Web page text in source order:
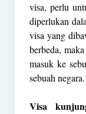
visa, perlu
diperlukan
visa yang
berbeda,
masuk ke
sebuah negara.
Visa